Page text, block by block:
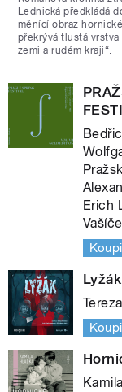
Lednická předkládá
měnící obraz
překrývá tlustá
zemi a rudém kraji“.
Erich
Lyžák